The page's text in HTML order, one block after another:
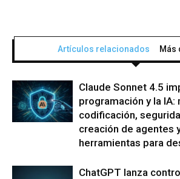
Artículos relacionados Más
Claude Sonnet 4.5
programación y la IA:
codificación,
creación de agentes
herramientas para
ChatGPT lanza